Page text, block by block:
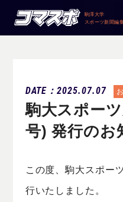
駒澤大学
スポーツ新聞編
DATE：2025.07.07
駒大スポー
号) 発行のお
この度、駒大スポー
行いたしました。